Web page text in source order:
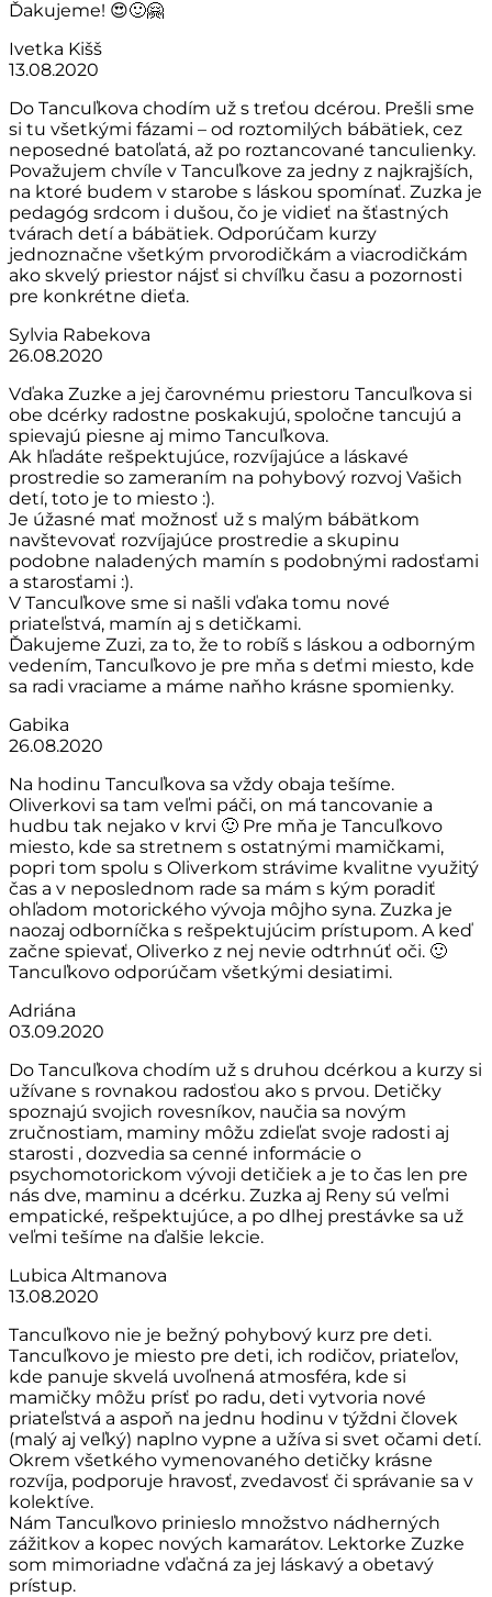
Ďakujeme! 😍🙂🤗
Ivetka Kišš
13.08.2020
Do Tancuľkova chodím už s treťou dcérou. Prešli sme
si tu všetkými fázami – od roztomilých bábätiek, cez
neposedné batoľatá, až po roztancované tanculienky.
Považujem chvíle v Tancuľkove za jedny z najkrajších,
na ktoré budem v starobe s láskou spomínať. Zuzka je
pedagóg srdcom i dušou, čo je vidieť na šťastných
tvárach detí a bábätiek. Odporúčam kurzy
jednoznačne všetkým prvorodičkám a viacrodičkám
ako skvelý priestor nájsť si chvíľku času a pozornosti
pre konkrétne dieťa.
Sylvia Rabekova
26.08.2020
Vďaka Zuzke a jej čarovnému priestoru Tancuľkova si
obe dcérky radostne poskakujú, spoločne tancujú a
spievajú piesne aj mimo Tancuľkova.
Ak hľadáte rešpektujúce, rozvíjajúce a láskavé
prostredie so zameraním na pohybový rozvoj Vašich
detí, toto je to miesto :).
Je úžasné mať možnosť už s malým bábätkom
navštevovať rozvíjajúce prostredie a skupinu
podobne naladených mamín s podobnými radosťami
a starosťami :).
V Tancuľkove sme si našli vďaka tomu nové
priateľstvá, mamín aj s detičkami.
Ďakujeme Zuzi, za to, že to robíš s láskou a odborným
vedením, Tancuľkovo je pre mňa s deťmi miesto, kde
sa radi vraciame a máme naňho krásne spomienky.
Gabika
26.08.2020
Na hodinu Tancuľkova sa vždy obaja tešíme.
Oliverkovi sa tam veľmi páči, on má tancovanie a
hudbu tak nejako v krvi 🙂 Pre mňa je Tancuľkovo
miesto, kde sa stretnem s ostatnými mamičkami,
popri tom spolu s Oliverkom strávime kvalitne využitý
čas a v neposlednom rade sa mám s kým poradiť
ohľadom motorického vývoja môjho syna. Zuzka je
naozaj odborníčka s rešpektujúcim prístupom. A keď
začne spievať, Oliverko z nej nevie odtrhnúť oči. 🙂
Tancuľkovo odporúčam všetkými desiatimi.
Adriána
03.09.2020
Do Tancuľkova chodím už s druhou dcérkou a kurzy si
užívane s rovnakou radosťou ako s prvou. Detičky
spoznajú svojich rovesníkov, naučia sa novým
zručnostiam, maminy môžu zdieľat svoje radosti aj
starosti , dozvedia sa cenné informácie o
psychomotorickom vývoji detičiek a je to čas len pre
nás dve, maminu a dcérku. Zuzka aj Reny sú veľmi
empatické, rešpektujúce, a po dlhej prestávke sa už
veľmi tešíme na ďalšie lekcie.
Lubica Altmanova
13.08.2020
Tancuľkovo nie je bežný pohybový kurz pre deti.
Tancuľkovo je miesto pre deti, ich rodičov, priateľov,
kde panuje skvelá uvoľnená atmosféra, kde si
mamičky môžu prísť po radu, deti vytvoria nové
priateľstvá a aspoň na jednu hodinu v týždni človek
(malý aj veľký) naplno vypne a užíva si svet očami detí.
Okrem všetkého vymenovaného detičky krásne
rozvíja, podporuje hravosť, zvedavosť či správanie sa v
kolektíve.
Nám Tancuľkovo prinieslo množstvo nádherných
zážitkov a kopec nových kamarátov. Lektorke Zuzke
som mimoriadne vďačná za jej láskavý a obetavý
prístup.